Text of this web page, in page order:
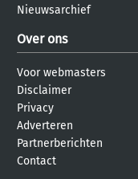
Nieuwsarchief
Over ons
Voor webmasters
Disclaimer
Privacy
Adverteren
Partnerberichten
Contact